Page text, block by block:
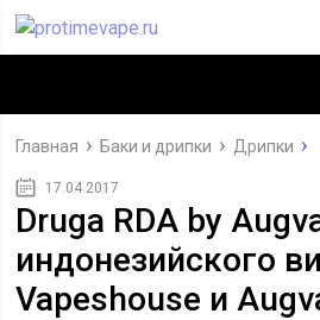
Главная Баки и дрипки Дрипки
17.04.2017
Druga RDA by
индонезийского
Vapeshouse и